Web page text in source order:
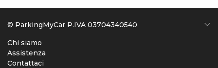
© ParkingMyCar P.IVA 03704340540
Chi siamo
Assistenza
Contattaci